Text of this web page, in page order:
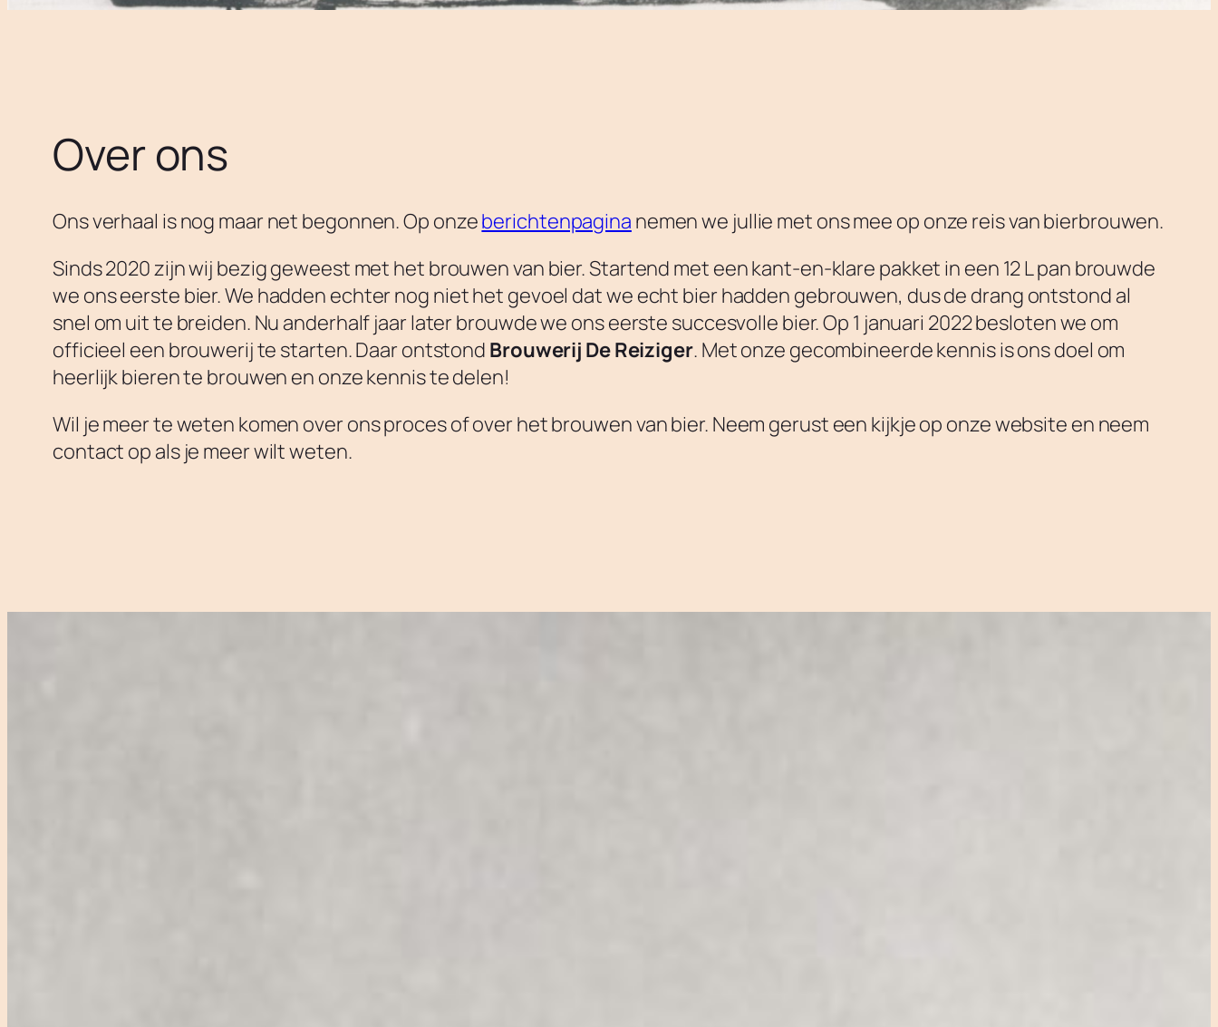
Over ons
Ons verhaal is nog maar net begonnen. Op onzeberichtenpagina nemen we jullie met ons mee op onze reis van bierbrouwen.
Sinds 2020 zijn wij bezig geweest met het brouwen van bier. Startend met een kant-en-klare pakket in een 12 L pan brouwde
we ons eerste bier. We hadden echter nog niet het gevoel dat we echt bier hadden gebrouwen, dus de drang ontstond al
snel om uit te breiden. Nu anderhalf jaar later brouwde we ons eerste succesvolle bier. Op 1 januari 2022 besloten we om
officieel een brouwerij te starten. Daar ontstond Brouwerij De Reiziger. Met onze gecombineerde kennis is ons doel om
heerlijk bieren te brouwen en onze kennis te delen!
Wil je meer te weten komen over ons proces of over het brouwen van bier. Neem gerust een kijkje op onze website en neem
contact op als je meer wilt weten.